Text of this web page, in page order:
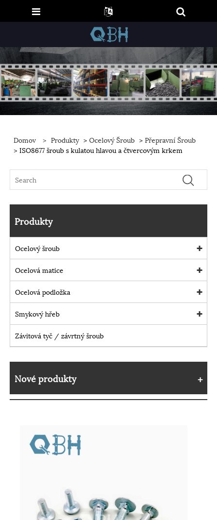
Domov > Produkty >Ocelový Šroub >Přepravní Šroub
> ISO8677 šroub s kulatou hlavou a čtvercovým krkem
Produkty
Ocelový šroub
Ocelová matice
Ocelová podložka
Smykový hřeb
Závitová tyč / závrtný šroub
Nové produkty